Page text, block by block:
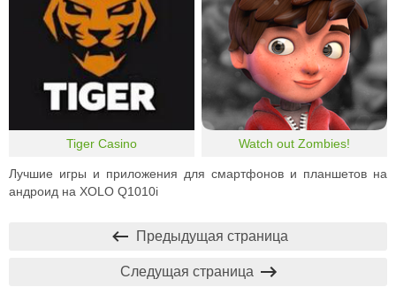
Tiger Casino Watch out Zombies!
Лучшие игры и приложения для смартфонов и планшетов на
андроид на XOLO Q1010i
Предыдущая страница
Следущая страница